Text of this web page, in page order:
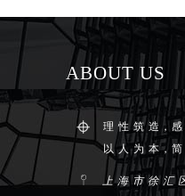
Sorry, no posts matched your
ABOUT US
理 性 筑 造，
以 人 为 本，
上 海 市 徐 汇